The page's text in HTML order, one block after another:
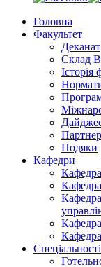
Головна
Факультет
Деканат
Склад
Історія
Подяки
Кафедри
Спеціальності